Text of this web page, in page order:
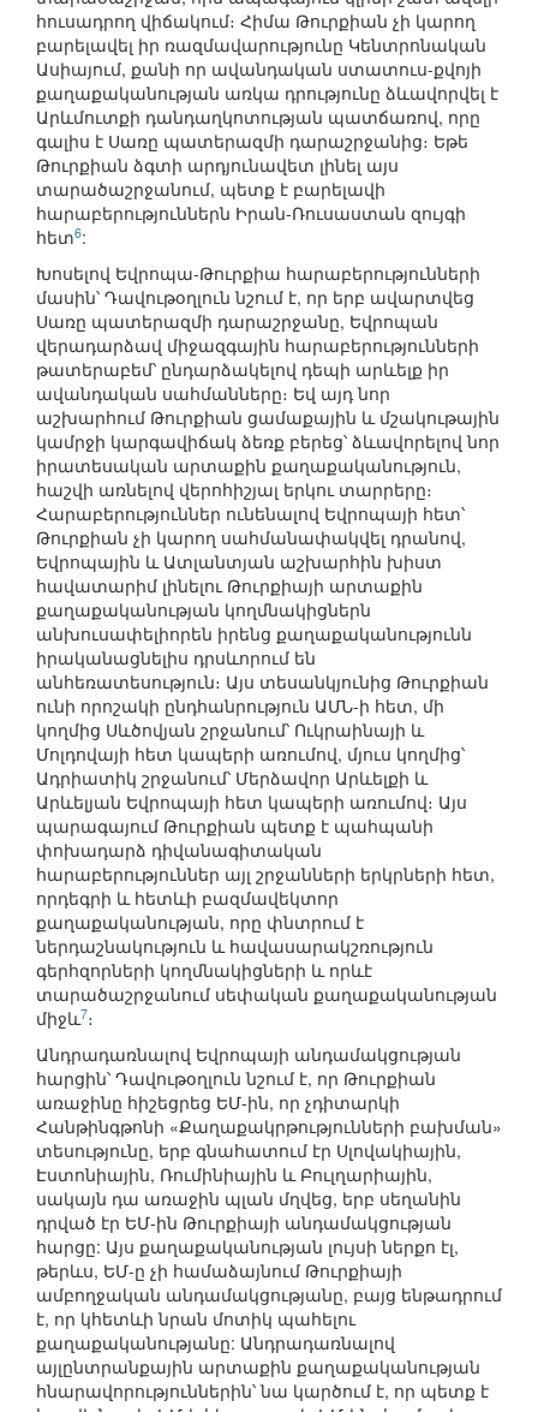
հուսադրող վիճակում։ Հիմա Թուրքիան չի կարող
բարելավել իր ռազմավարությունը Կենտրոնական
Ասիայում, քանի որ ավանդական ստատուս-քվոյի
քաղաքականության առկա դրությունը ձևավորվել է
Արևմուտքի դանդաղկոտության պատճառով, որը
գալիս է Սառը պատերազմի դարաշրջանից։ Եթե
Թուրքիան ձգտի արդյունավետ լինել այս
տարածաշրջանում, պետք է բարելավի
հարաբերություններն Իրան-Ռուսաստան զույգի
հետ6:
Խոսելով Եվրոպա-Թուրքիա հարաբերությունների
մասին՝ Դավութօղլուն նշում է, որ երբ ավարտվեց
Սառը պատերազմի դարաշրջանը, Եվրոպան
վերադարձավ միջազգային հարաբերությունների
թատերաբեմ՝ ընդարձակելով դեպի արևելք իր
ավանդական սահմանները։ Եվ այդ նոր
աշխարհում Թուրքիան ցամաքային և մշակութային
կամրջի կարգավիճակ ձեռք բերեց՝ ձևավորելով նոր
իրատեսական արտաքին քաղաքականություն,
հաշվի առնելով վերոհիշյալ երկու տարրերը։
Հարաբերություններ ունենալով Եվրոպայի հետ՝
Թուրքիան չի կարող սահմանափակվել դրանով,
Եվրոպային և Ատլանտյան աշխարհին խիստ
հավատարիմ լինելու Թուրքիայի արտաքին
քաղաքականության կողմնակիցներն
անխուսափելիորեն իրենց քաղաքականությունն
իրականացնելիս դրսևորում են
անհեռատեսություն։ Այս տեսանկյունից Թուրքիան
ունի որոշակի ընդհանրություն ԱՄՆ-ի հետ, մի
կողմից Սևծովյան շրջանում՝ Ուկրաինայի և
Մոլդովայի հետ կապերի առումով, մյուս կողմից՝
Ադրիատիկ շրջանում՝ Մերձավոր Արևելքի և
Արևելյան Եվրոպայի հետ կապերի առումով։ Այս
պարագայում Թուրքիան պետք է պահպանի
փոխադարձ դիվանագիտական
հարաբերություններ այլ շրջանների երկրների հետ,
որդեգրի և հետևի բազմավեկտոր
քաղաքականության, որը փնտրում է
ներդաշնակություն և հավասարակշռություն
գերհզորների կողմնակիցների և որևէ
տարածաշրջանում սեփական քաղաքականության
միջև7։
Անդրադառնալով Եվրոպայի անդամակցության
հարցին՝ Դավութօղլուն նշում է, որ Թուրքիան
առաջինը հիշեցրեց ԵՄ-ին, որ չդիտարկի
Հանթինգթոնի «Քաղաքակրթությունների բախման»
տեսությունը, երբ գնահատում էր Սլովակիային,
Էստոնիային, Ռումինիային և Բուլղարիային,
սակայն դա առաջին պլան մղվեց, երբ սեղանին
դրված էր ԵՄ-ին Թուրքիայի անդամակցության
հարցը: Այս քաղաքականության լույսի ներքո էլ,
թերևս, ԵՄ-ը չի համաձայնում Թուրքիայի
ամբողջական անդամակցությանը, բայց ենթադրում
է, որ կհետևի նրան մոտիկ պահելու
քաղաքականությանը: Անդրադառնալով
այլընտրանքային արտաքին քաղաքականության
հնարավորություններին՝ նա կարծում է, որ պետք է